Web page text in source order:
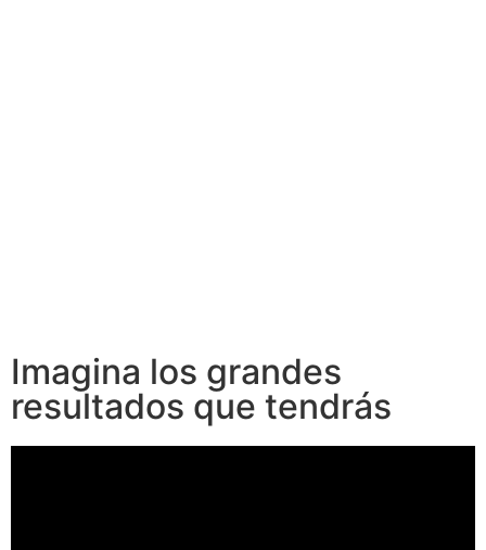
Imagina los grandes
resultados que tendrás